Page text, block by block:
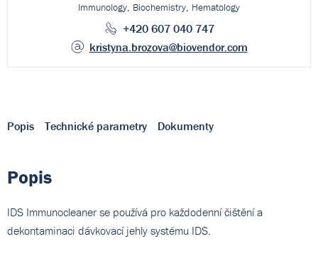
Immunology, Biochemistry, Hematology
+420 607 040 747
kristyna.brozova@biovendor.com
Popis Technické parametry Dokumenty
Popis
IDS Immunocleaner se používá pro každodenní čištění a
dekontaminaci dávkovací jehly systému IDS.